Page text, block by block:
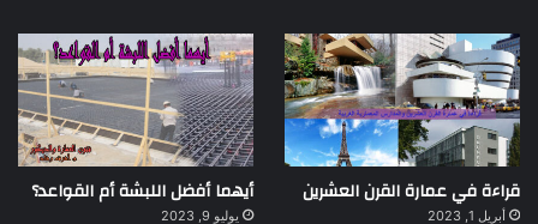
قراءة في عمارة القرن العشرين
أبريل 1, 2023
أيهما أفضل اللبشة أم القواعد؟
يوليو 9, 2023